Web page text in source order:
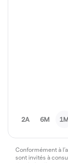
2A 6M
Conformément à
sont invités à